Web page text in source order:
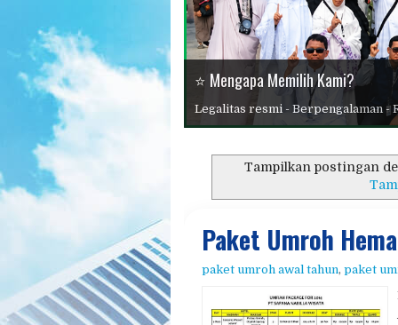
🏆 Haji Plus 2026
🕋 Umroh 2026
⭐ Mengapa Memilih Kami?
Legalitas resmi - Berpengalaman -
📖 Panduan Haji Dan Umroh
📱 Konsultasi Dan Pendaftaran
Tampilkan postingan
Paket Umroh
paket umroh awal tahun, paket